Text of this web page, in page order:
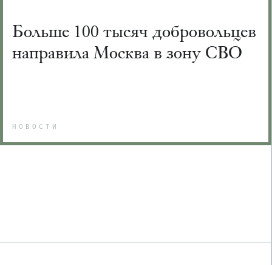
Больше 100 тысяч добровольцев
направила Москва в зону СВО
НОВОСТИ